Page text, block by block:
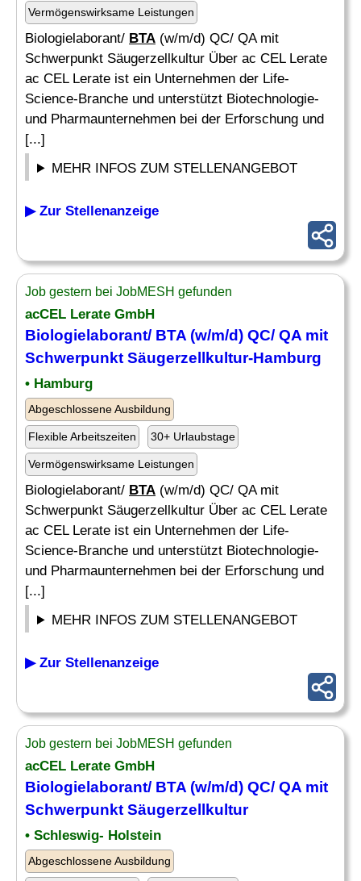
Vermögenswirksame Leistungen
Biologielaborant/ BTA (w/m/d) QC/ QA mit
Schwerpunkt Säugerzellkultur Über ac CEL Lerate
ac CEL Lerate ist ein Unternehmen der Life-
Science-Branche und unterstützt Biotechnologie-
und Pharmaunternehmen bei der Erforschung und
[...]
MEHR INFOS ZUM STELLENANGEBOT
▶ Zur Stellenanzeige
Job gestern bei JobMESH gefunden
acCEL Lerate GmbH
Biologielaborant/ BTA (w/m/d) QC/ QA mit
Schwerpunkt Säugerzellkultur-Hamburg
• Hamburg
Abgeschlossene Ausbildung
Flexible Arbeitszeiten 30+ Urlaubstage
Vermögenswirksame Leistungen
Biologielaborant/ BTA (w/m/d) QC/ QA mit
Schwerpunkt Säugerzellkultur Über ac CEL Lerate
ac CEL Lerate ist ein Unternehmen der Life-
Science-Branche und unterstützt Biotechnologie-
und Pharmaunternehmen bei der Erforschung und
[...]
MEHR INFOS ZUM STELLENANGEBOT
▶ Zur Stellenanzeige
Job gestern bei JobMESH gefunden
acCEL Lerate GmbH
Biologielaborant/ BTA (w/m/d) QC/ QA mit
Schwerpunkt Säugerzellkultur
• Schleswig- Holstein
Abgeschlossene Ausbildung